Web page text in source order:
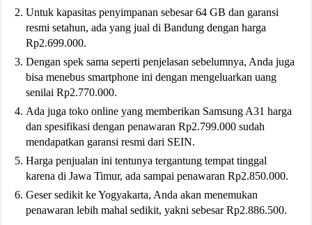
Untuk kapasitas penyimpanan sebesar 64 GB dan garansi
resmi setahun, ada yang jual di Bandung dengan harga
Rp2.699.000.
Dengan spek sama seperti penjelasan sebelumnya, Anda juga
bisa menebus smartphone ini dengan mengeluarkan uang
senilai Rp2.770.000.
Ada juga toko online yang memberikan Samsung A31 harga
dan spesifikasi dengan penawaran Rp2.799.000 sudah
mendapatkan garansi resmi dari SEIN.
Harga penjualan ini tentunya tergantung tempat tinggal
karena di Jawa Timur, ada sampai penawaran Rp2.850.000.
Geser sedikit ke Yogyakarta, Anda akan menemukan
penawaran lebih mahal sedikit, yakni sebesar Rp2.886.500.